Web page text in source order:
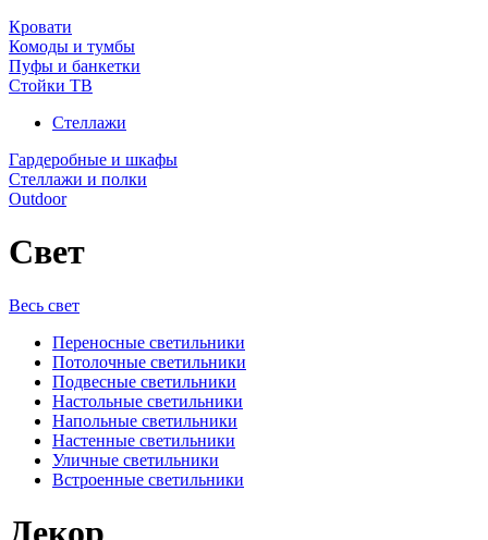
Кровати
Комоды и тумбы
Пуфы и банкетки
Стойки ТВ
Стеллажи
Гардеробные и шкафы
Стеллажи и полки
Outdoor
Свет
Весь свет
Переносные светильники
Потолочные светильники
Подвесные светильники
Настольные светильники
Напольные светильники
Настенные светильники
Уличные светильники
Встроенные светильники